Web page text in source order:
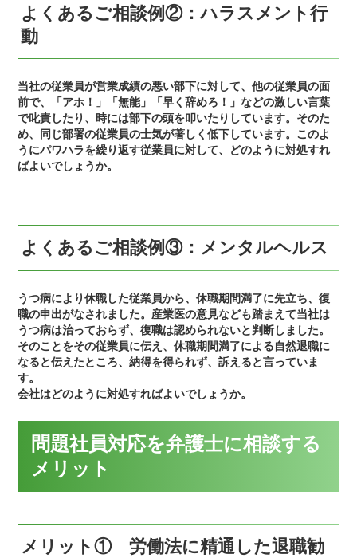
よくあるご相談例②：ハラスメント行
動
当社の従業員が営業成績の悪い部下に対して、他の従業員の面
前で、「アホ！」「無能」「早く辞めろ！」などの激しい言葉
で叱責したり、時には部下の頭を叩いたりしています。そのた
め、同じ部署の従業員の士気が著しく低下しています。このよ
うにパワハラを繰り返す従業員に対して、どのように対処すれ
ばよいでしょうか。
よくあるご相談例③：メンタルヘルス
うつ病により休職した従業員から、休職期間満了に先立ち、復
職の申出がなされました。産業医の意見なども踏まえて当社は
うつ病は治っておらず、復職は認められないと判断しました。
そのことをその従業員に伝え、休職期間満了による自然退職に
なると伝えたところ、納得を得られず、訴えると言っていま
す。
会社はどのように対処すればよいでしょうか。
問題社員対応を弁護士に相談する
メリット
メリット① 労働法に精通した退職勧